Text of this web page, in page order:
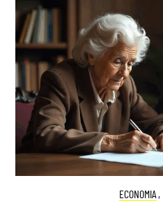
ECONOMIA ,